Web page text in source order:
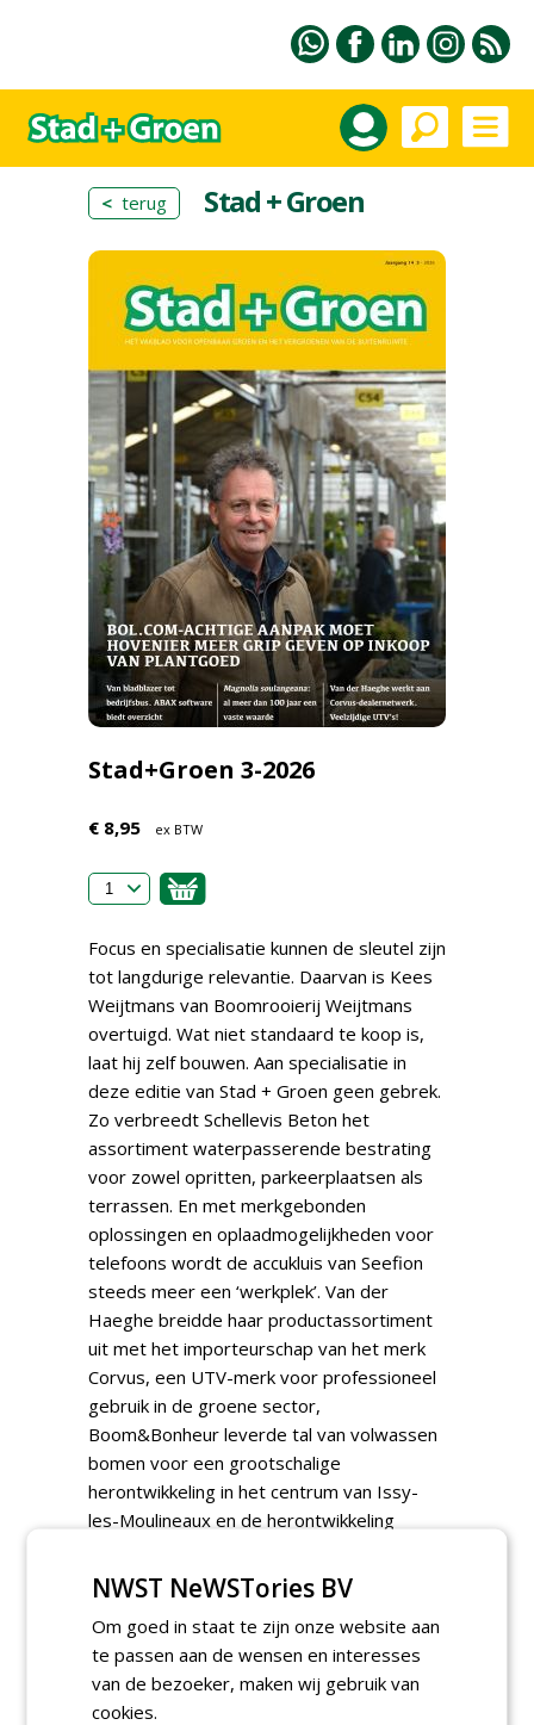
< terug Stad + Groen
Stad+Groen 3-2026
€ 8,95 ex BTW
Focus en specialisatie kunnen de sleutel zijn
tot langdurige relevantie. Daarvan is Kees
Weijtmans van Boomrooierij Weijtmans
overtuigd. Wat niet standaard te koop is,
laat hij zelf bouwen. Aan specialisatie in
deze editie van Stad + Groen geen gebrek.
Zo verbreedt Schellevis Beton het
assortiment waterpasserende bestrating
voor zowel opritten, parkeerplaatsen als
terrassen. En met merkgebonden
oplossingen en oplaadmogelijkheden voor
telefoons wordt de accukluis van Seefion
steeds meer een ‘werkplek’. Van der
Haeghe breidde haar productassortiment
uit met het importeurschap van het merk
Corvus, een UTV-merk voor professioneel
gebruik in de groene sector,
Boom&Bonheur leverde tal van volwassen
bomen voor een grootschalige
herontwikkeling in het centrum van Issy-
les-Moulineaux en de herontwikkeling
woningbouw en klimaatadaptief groen.
verantwoordelijk. Verder twee specials in
deze editie: een over halfverhardingen en
een over hagensnoeiers.
NWST NeWSTories BV
Om goed in staat te zijn onze website aan
te passen aan de wensen en interesses
van de bezoeker, maken wij gebruik van
cookies.